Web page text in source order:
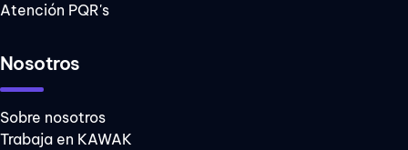
Atención PQR's
Nosotros
Sobre nosotros
Trabaja en KAWAK